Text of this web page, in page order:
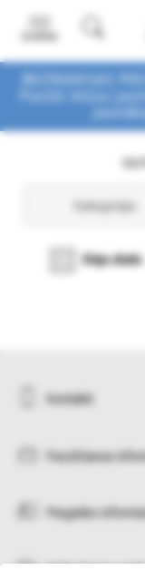
BEZMAKSAS
Pasūti mūsu
Kategorijas
Sleju skats
Kontakti
Pasūtīšanas
Piegādes